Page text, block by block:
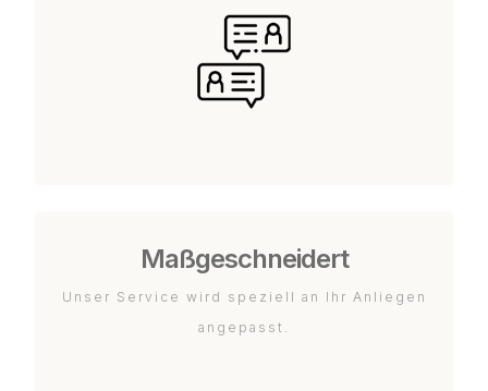
Maßgeschneidert
Unser Service wird speziell an Ihr Anliegen
angepasst.